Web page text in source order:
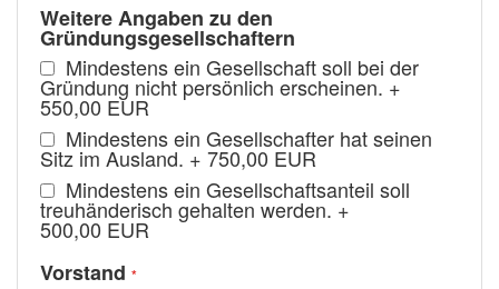
Weitere Angaben zu den
Gründungsgesellschaftern
Mindestens ein Gesellschaft soll bei der
Gründung nicht persönlich erscheinen. +
550,00 EUR
Mindestens ein Gesellschafter hat seinen
Sitz im Ausland. + 750,00 EUR
Mindestens ein Gesellschaftsanteil soll
treuhänderisch gehalten werden. +
500,00 EUR
Vorstand